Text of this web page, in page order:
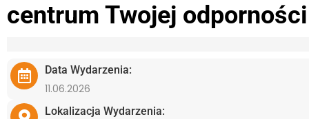
centrum Twojej odporności
Data Wydarzenia:
11.06.2026
Lokalizacja Wydarzenia: